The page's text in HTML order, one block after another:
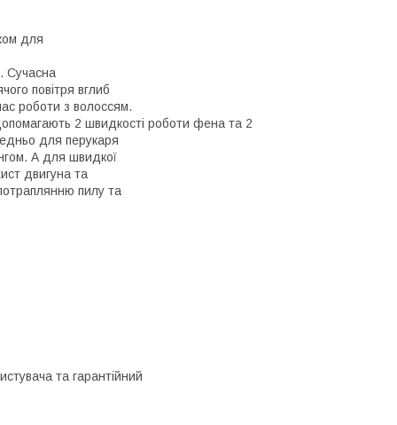
для
Сучасна
повітря вглиб
роботи з волоссям.
2 швидкості роботи фена та 2
для перукаря
А для швидкої
двигуна та
пилу та
та гарантійний